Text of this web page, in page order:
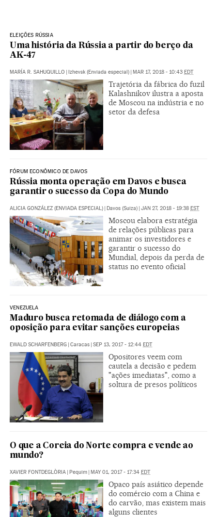
ELEIÇÕES RÚSSIA
Uma história da Rússia a partir do berço da
AK-47
MARÍA R. SAHUQUILLO | Izhevsk (Enviada especial) | MAR 17, 2018 - 10:43 EDT
Trajetória da fábrica do fuzil
Kalashnikov ilustra a aposta
de Moscou na indústria e no
setor da defesa
FÓRUM ECONÔMICO DE DAVOS
Rússia monta operação em Davos e busca
garantir o sucesso da Copa do Mundo
ALICIA GONZÁLEZ (ENVIADA ESPECIAL) | Davos (Suiza) | JAN 27, 2018 - 19:38 EST
Moscou elabora estratégia
de relações públicas para
animar os investidores e
garantir o sucesso do
Mundial, depois da perda de
status no evento oficial
VENEZUELA
Maduro busca retomada de diálogo com a
oposição para evitar sanções europeias
EWALD SCHARFENBERG | Caracas | SEP 13, 2017 - 12:44 EDT
Opositores veem com
cautela a decisão e pedem
"ações imediatas", como a
soltura de presos políticos
O que a Coreia do Norte compra e vende ao
mundo?
XAVIER FONTDEGLÒRIA | Pequim | MAY 01, 2017 - 17:34 EDT
Opaco país asiático depende
do comércio com a China e
do carvão, mas existem mais
alguns clientes